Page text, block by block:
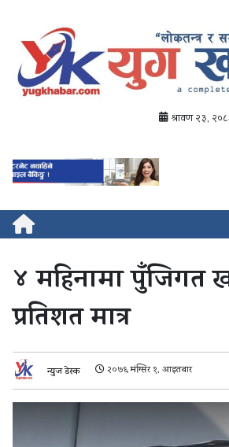
श्रावण २३,
४ महिनामा पुँजिगत
प्रतिशत मात्र
न्युज डेस्क २०७६ मंग्सिर १, आइतबार